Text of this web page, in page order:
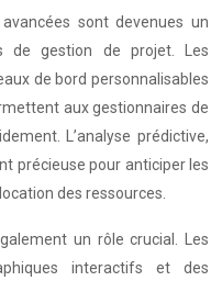
sont devenues un
de gestion de projet. Les
de bord personnalisables
aux gestionnaires de
L’analyse prédictive,
précieuse pour anticiper les
des ressources.
un rôle crucial. Les
interactifs et des